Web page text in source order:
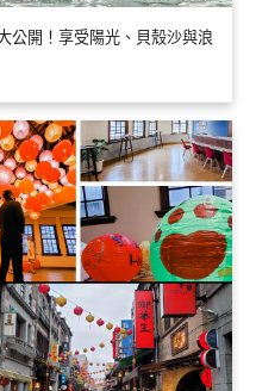
公開！享受陽光、貝殼沙與浪